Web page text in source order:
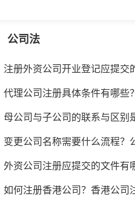
2022-11-14 09:48:30
律师回答区
2022-11-17 17:08:56
公司法
注册外资公司开业登记应提交的申报材料有哪些？外商
代理公司注册具体条件有哪些？公司类型都有哪
母公司与子公司的联系与区别是什么？母公司与子
变更公司名称需要什么流程？公司名称
外资公司注册应提交的文件有哪些？外商投资企业
如何注册香港公司？香港公司注册之后